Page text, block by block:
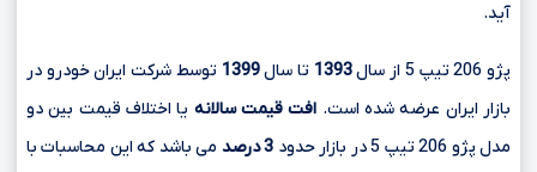
آید.
پژو 206 تیپ 5 از سال 1393 تا سال1399 توسط شرکت ایران خودرو در
بازار ایران عرضه شده است. افت قیمت سالانه یا اختلاف قیمت بین دو
مدل پژو 206 تیپ 5 در بازار حدود
3 درصد
می باشد که این محاسبات با